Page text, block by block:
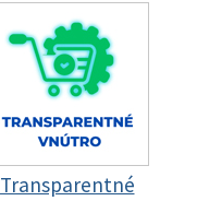
Transparentné